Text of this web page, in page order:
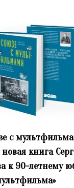
с
книга
к 90-летнему